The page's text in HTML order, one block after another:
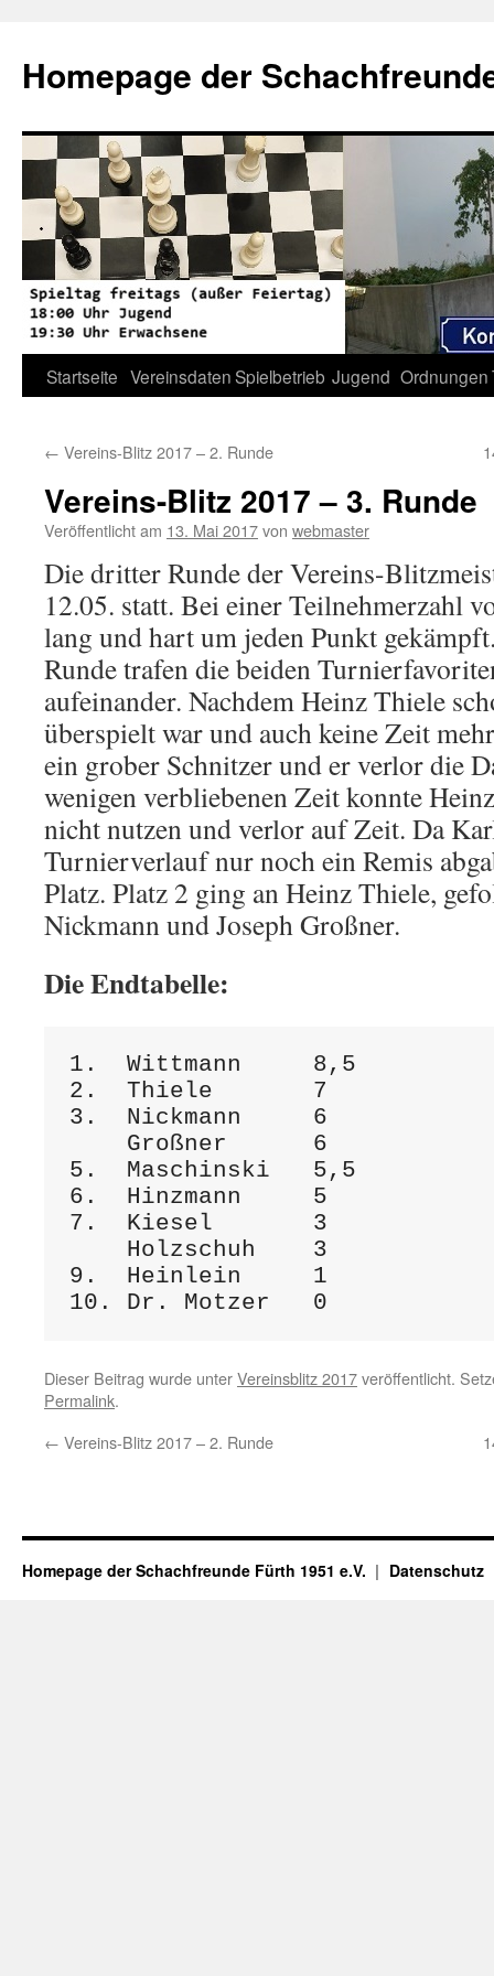
springen
Homepage der
Startseite VereinsdatenSpielbetrieb Jugend Ordnungen
← Vereins-Blitz 2017 – 2. Runde
Vereins-Blitz 2017 – 3. Runde
Veröffentlicht am 13. Mai 2017von webmaster
Die dritter Runde der Vereins-
12.05. statt. Bei einer Teilnehmerzahl
lang und hart um jeden Punkt
Runde trafen die beiden
aufeinander. Nachdem Heinz Thiele
überspielt war und auch keine Zeit
ein grober Schnitzer und er verlor die
wenigen verbliebenen Zeit konnte
nicht nutzen und verlor auf Zeit. Da
Turnierverlauf nur noch ein Remis
Platz. Platz 2 ging an Heinz Thiele,
Nickmann und Joseph Großner.
Die Endtabelle:
1.  Wittmann     8,5
2.  Thiele       7
3.  Nickmann     6
    Großner      6
5.  Maschinski   5,5
6.  Hinzmann     5
7.  Kiesel       3
    Holzschuh    3
9.  Heinlein     1
Dieser Beitrag wurde unterVereinsblitz 2017veröffentlicht.
Permalink.
← Vereins-Blitz 2017 – 2. Runde
Homepage der Schachfreunde Fürth 1951 e.V. Datenschutz